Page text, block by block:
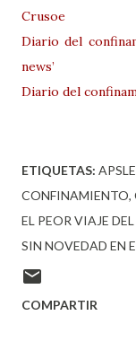
Crusoe
Diario del
news’
Diario del
ETIQUETAS:
CONFINAMIENTO
EL PEOR VIAJE
SIN NOVEDAD EN
COMPARTIR